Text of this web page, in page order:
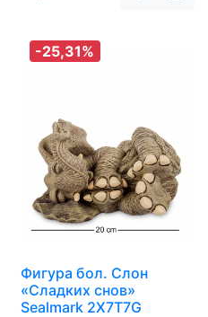
-25,31%
Фигура бол. Слон
«Сладких снов»
Sealmark 2X7T7G